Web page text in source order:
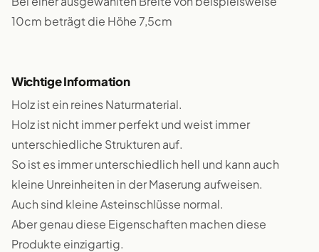
10cm beträgt die Höhe 7,5cm
Wichtige Information
Holz ist ein reines Naturmaterial.
Holz ist nicht immer perfekt und weist immer
unterschiedliche Strukturen auf.
So ist es immer unterschiedlich hell und kann auch
kleine Unreinheiten in der Maserung aufweisen.
Auch sind kleine Asteinschlüsse normal.
Aber genau diese Eigenschaften machen diese
Produkte einzigartig.